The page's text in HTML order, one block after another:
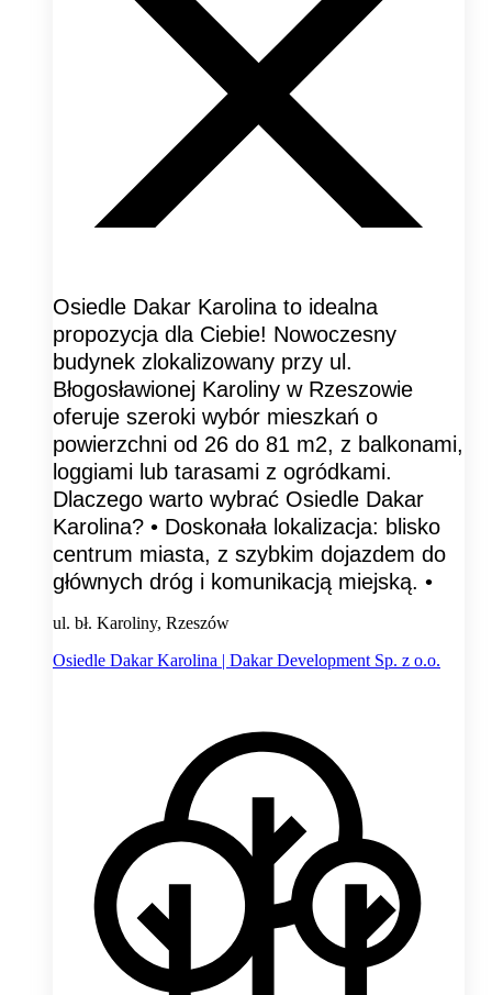
Osiedle Dakar Karolina to idealna
propozycja dla Ciebie! Nowoczesny
budynek zlokalizowany przy ul.
Błogosławionej Karoliny w Rzeszowie
oferuje szeroki wybór mieszkań o
powierzchni od 26 do 81 m2, z balkonami,
loggiami lub tarasami z ogródkami.
Dlaczego warto wybrać Osiedle Dakar
Karolina? • Doskonała lokalizacja: blisko
centrum miasta, z szybkim dojazdem do
głównych dróg i komunikacją miejską. •
ul. bł. Karoliny, Rzeszów
Osiedle Dakar Karolina | Dakar Development Sp. z o.o.